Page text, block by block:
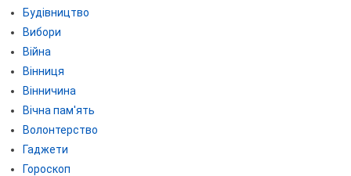
Будівництво
Вибори
Війна
Вінниця
Вінничина
Вічна пам'ять
Волонтерство
Гаджети
Гороскоп